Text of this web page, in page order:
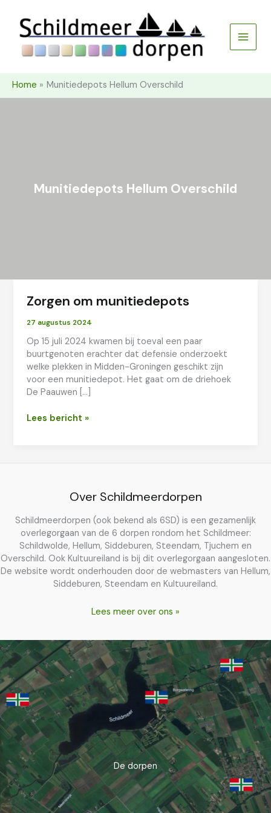
inhoud
Home Munitiedepots Hellum Overschild
Munitiedepots Hellum Overschild
Zorgen om munitiedepots
27 augustus 2024
Op 15 juli 2024 kwamen bij toeval een paar
buurtgenoten erachter dat defensie onderzoekt
welke plekken in Midden-Groningen geschikt zijn
voor een munitiedepot. Het gaat om de driehoek
De Paauwen […]
Zorgen
Lees bericht »
Over Schildmeerdorpen
Schildmeerdorpen (ook bekend als 6SD) is een gezamenlijk
overlegorgaan van de 6 dorpen rondom het Schildmeer:
Schildwolde, Hellum, Siddeburen, Steendam, Tjuchem en
Overschild. Ook Kultuureiland is bij dit overlegorgaan aangesloten.
De website wordt onderhouden door de webmasters van Hellum,
Siddeburen, Steendam en Kultuureiland.
Lees meer over ons »
De dorpen